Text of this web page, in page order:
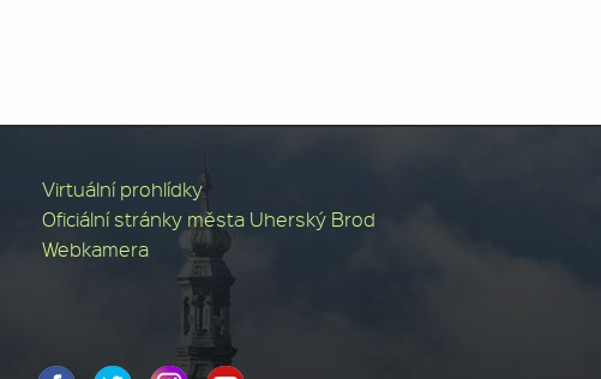
Virtuální prohlídky
Oficiální stránky města Uherský Brod
Webkamera